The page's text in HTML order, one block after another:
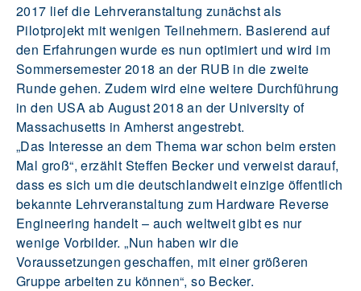
2017 lief die Lehrveranstaltung zunächst als
Pilotprojekt mit wenigen Teilnehmern. Basierend auf
den Erfahrungen wurde es nun optimiert und wird im
Sommersemester 2018 an der RUB in die zweite
Runde gehen. Zudem wird eine weitere Durchführung
in den USA ab August 2018 an der University of
Massachusetts in Amherst angestrebt.
„Das Interesse an dem Thema war schon beim ersten
Mal groß“, erzählt Steffen Becker und verweist darauf,
dass es sich um die deutschlandweit einzige öffentlich
bekannte Lehrveranstaltung zum Hardware Reverse
Engineering handelt – auch weltweit gibt es nur
wenige Vorbilder. „Nun haben wir die
Voraussetzungen geschaffen, mit einer größeren
Gruppe arbeiten zu können“, so Becker.